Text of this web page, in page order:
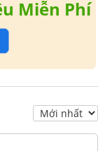
Miễn Phí